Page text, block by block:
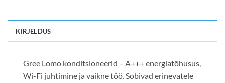
KIRJELDUS
Gree Lomo konditsioneerid – A+++ energiatõhusus,
Wi-Fi juhtimine ja vaikne töö. Sobivad erinevatele